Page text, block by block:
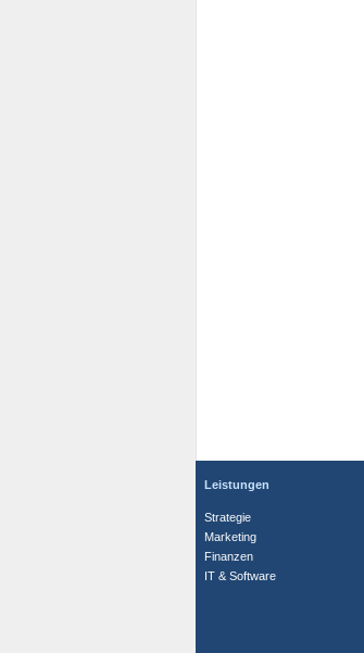
Leistungen
Strategie
Marketing
Finanzen
IT & Software